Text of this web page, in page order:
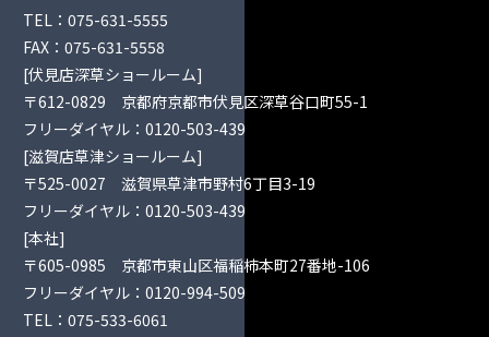
TEL：075-631-5555
FAX：075-631-5558
[伏見店深草ショールーム]
〒612-0829 京都府京都市伏見区深草谷口町55-1
フリーダイヤル：0120-503-439
[滋賀店草津ショールーム]
〒525-0027 滋賀県草津市野村6丁目3-19
フリーダイヤル：0120-503-439
[本社]
〒605-0985 京都市東山区福稲柿本町27番地-106
フリーダイヤル：0120-994-509
TEL：075-533-6061